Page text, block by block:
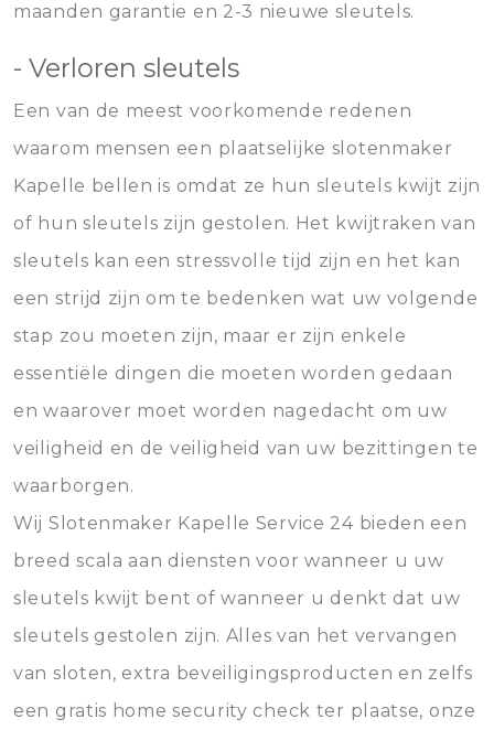
maanden garantie en 2-3 nieuwe sleutels.
- Verloren sleutels
Een van de meest voorkomende redenen
waarom mensen een plaatselijke slotenmaker
Kapelle bellen is omdat ze hun sleutels kwijt zijn
of hun sleutels zijn gestolen. Het kwijtraken van
sleutels kan een stressvolle tijd zijn en het kan
een strijd zijn om te bedenken wat uw volgende
stap zou moeten zijn, maar er zijn enkele
essentiële dingen die moeten worden gedaan
en waarover moet worden nagedacht om uw
veiligheid en de veiligheid van uw bezittingen te
waarborgen.
Wij Slotenmaker Kapelle Service 24 bieden een
breed scala aan diensten voor wanneer u uw
sleutels kwijt bent of wanneer u denkt dat uw
sleutels gestolen zijn. Alles van het vervangen
van sloten, extra beveiligingsproducten en zelfs
een gratis home security check ter plaatse, onze